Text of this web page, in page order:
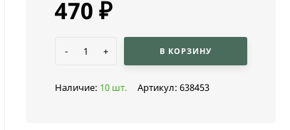
470 ₽
- + В КОРЗИНУ
Наличие: 10 шт. Артикул: 638453